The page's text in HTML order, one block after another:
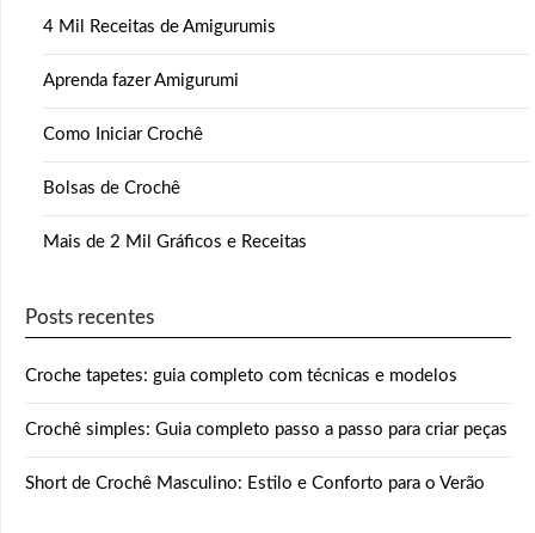
4 Mil Receitas de Amigurumis
Aprenda fazer Amigurumi
Como Iniciar Crochê
Bolsas de Crochê
Mais de 2 Mil Gráficos e Receitas
Posts recentes
Croche tapetes: guia completo com técnicas e modelos
Crochê simples: Guia completo passo a passo para criar peças
Short de Crochê Masculino: Estilo e Conforto para o Verão